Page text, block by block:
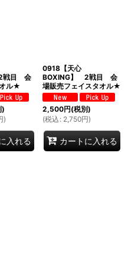
戦目 会
ル★
)
)
入れる
0918【天心
BOXING】 2戦目 会
場販売フェイスタオル★
2,500円(税別)
(税込 : 2,750円)
カートに入れる